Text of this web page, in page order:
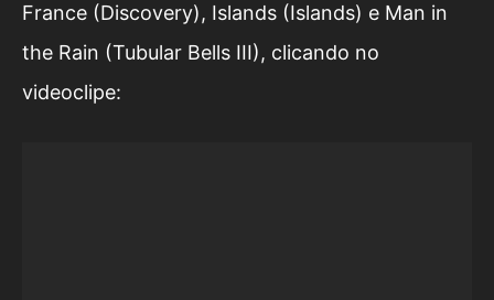
France (Discovery), Islands (Islands) e Man in
the Rain (Tubular Bells III), clicando no
videoclipe: